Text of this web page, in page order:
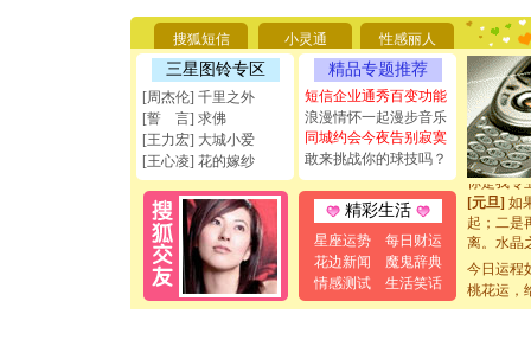
搜狐短信 小灵通 性感丽人
三星图铃专区
[周杰伦] 千里之外
[誓 言] 求佛
[王力宏] 大城小爱
[王心凌] 花的嫁纱
精品专题推荐
短信企业通秀百变功能
浪漫情怀一起漫步音乐
同城约会今夜告别寂寞
敢来挑战你的球技吗？
精彩生活
星座运势
每日财运
花边新闻
魔鬼辞典
情感测试
生活笑话
[圣诞节]
能正大光
天都要快
[圣诞节]
如意,快
[元旦]看
断电。爱
你是我专
[元旦]如
起；二是
离。水晶
[元旦]当
泣，这痛
卖了。水
[春节]风
今日运程
桃花运，